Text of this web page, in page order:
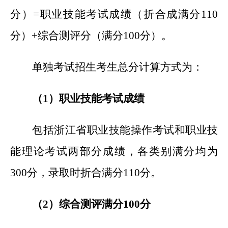
分）=职业技能考试成绩（折合成满分110
分）+综合测评分（满分100分）。
单独考试招生考生总分计算方式为：
（1）职业技能考试成绩
包括浙江省职业技能操作考试和职业技
能理论考试两部分成绩，各类别满分均为
300分，录取时折合满分110分。
（2）综合测评满分100分